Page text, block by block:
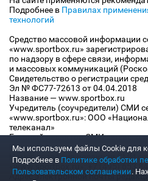
Подробнее в Правилах
технологий
Средство массовой информации
«www.sportbox.ru»
по надзору в сфере связи,
и массовых коммуникаций
Свидетельство о регистрации
Эл № ФС77-72613 от 04.04.2018
Название — www.sportbox.ru
Учредитель (соучредители) СМИ
«www.sportbox.ru»: ООО
телеканал»
Главный редактор СМИ сетевого
Конов В.А.
Номер телефона редакции СМИ
«www.sportbox.ru»: +7 (495) 653
Адрес электронной почты
Мы используем файлы Сookie для
Подробнее в Политике обработки
Пользовательском соглашении.